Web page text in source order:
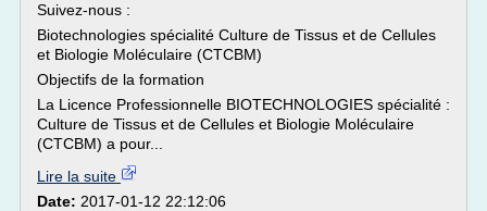
Suivez-nous :
Biotechnologies spécialité Culture de Tissus et de Cellules
et Biologie Moléculaire (CTCBM)
Objectifs de la formation
La Licence Professionnelle BIOTECHNOLOGIES spécialité :
Culture de Tissus et de Cellules et Biologie Moléculaire
(CTCBM) a pour...
Lire la suite
Date: 2017-01-12 22:12:06